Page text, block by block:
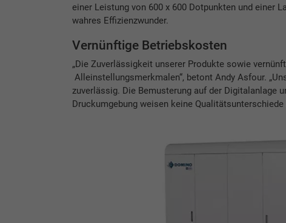
einer Leistung von 600 x 600 Dotpunkten und einer
wahres Effizienzwunder.
Vernünftige Betriebskosten
„Die Zuverlässigkeit unserer Produkte sowie
Alleinstellungsmerkmalen“, betont Andy Asfour.
zuverlässig. Die Bemusterung auf der Digitalanlage
Druckumgebung weisen keine